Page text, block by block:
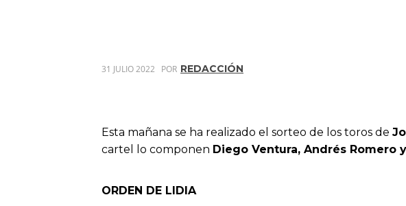
31 JULIO 2022 POR REDACCIÓN
Esta mañana se ha realizado el sorteo de los toros de
cartel lo componen Diego Ventura, Andrés Romero
ORDEN DE LIDIA